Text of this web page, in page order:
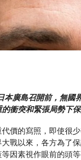
本廣島召開前，無
衝突和緊張局勢下保
價的寫照，即使很
戰以來，各方為了
因素視作眼前的頭